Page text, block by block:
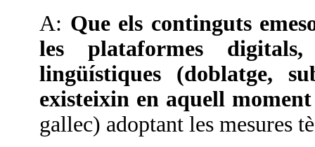
A: Que els continguts
les plataformes
lingüístiques (doblatge,
existeixin en aquell
gallec) adoptant les mesures